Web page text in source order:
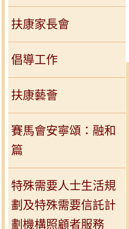
扶康家長會
倡導工作
扶康藝薈
賽馬會安寧頌：融和
篇
特殊需要人士生活規
劃及特殊需要信託計
劃機構照顧者服務